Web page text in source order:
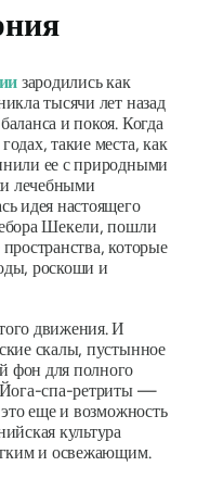
зародились как
тысячи лет назад
и покоя. Когда
такие места, как
ее с природными
лечебными
идея настоящего
Шекели, пошли
которые
роскоши и
движения. И
скалы, пустынное
фон для полного
Йога-спа-ретриты —
еще и возможность
культура
и освежающим.